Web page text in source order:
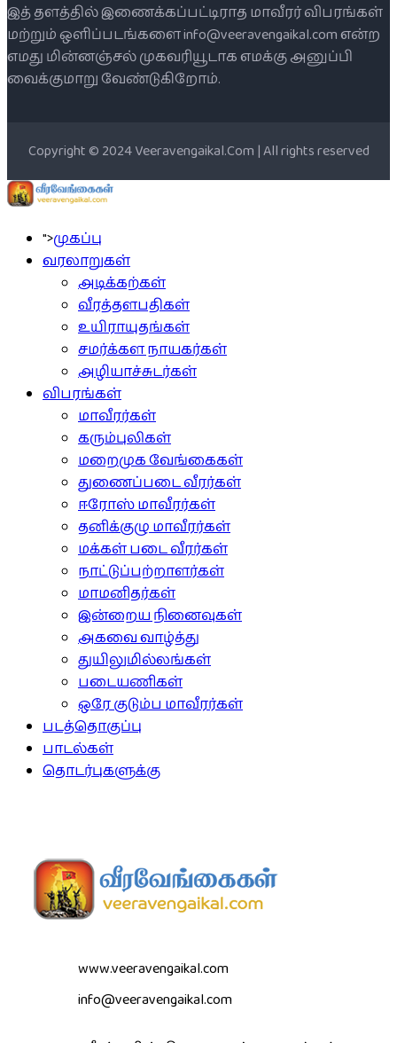
இத் தளத்தில் இணைக்கப்பட்டிராத மாவீரர் விபரங்கள்
மற்றும் ஒளிப்படங்களை info@veeravengaikal.com என்ற
எமது மின்னஞ்சல் முகவரியூடாக எமக்கு அனுப்பி
வைக்குமாறு வேண்டுகிறோம்.
Copyright © 2024 Veeravengaikal.Com | All rights reserved
">முகப்பு
வரலாறுகள்
அடிக்கற்கள்
வீரத்தளபதிகள்
உயிராயுதங்கள்
சமர்க்கள நாயகர்கள்
அழியாச்சுடர்கள்
விபரங்கள்
மாவீரர்கள்
கரும்புலிகள்
மறைமுக வேங்கைகள்
துணைப்படை வீரர்கள்
ஈரோஸ் மாவீரர்கள்
தனிக்குழு மாவீரர்கள்
மக்கள் படை வீரர்கள்
நாட்டுப்பற்றாளர்கள்
மாமனிதர்கள்
இன்றைய நினைவுகள்
அகவை வாழ்த்து
துயிலுமில்லங்கள்
படையணிகள்
ஒரே குடும்ப மாவீரர்கள்
படத்தொகுப்பு
பாடல்கள்
தொடர்புகளுக்கு
www.veeravengaikal.com
info@veeravengaikal.com